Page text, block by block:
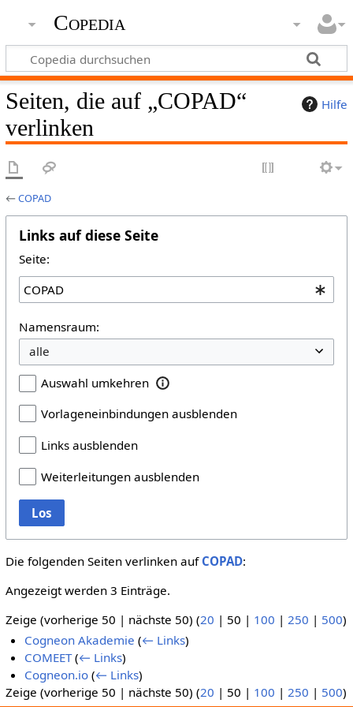
Copedia
Hilfe
Seiten, die auf „COPAD“
verlinken
←COPAD
Links auf diese Seite
Seite:
Namensraum:
Auswahl umkehren
Vorlageneinbindungen ausblenden
Links ausblenden
Weiterleitungen ausblenden
Los
Die folgenden Seiten verlinken auf COPAD:
Angezeigt werden 3 Einträge.
Zeige (vorherige 50 | nächste 50) (20 | 50 | 100 | 250 | 500)
Cogneon Akademie (← Links)
COMEET (← Links)
Cogneon.io (← Links)
Zeige (vorherige 50 | nächste 50) (20 | 50 | 100 | 250 | 500)